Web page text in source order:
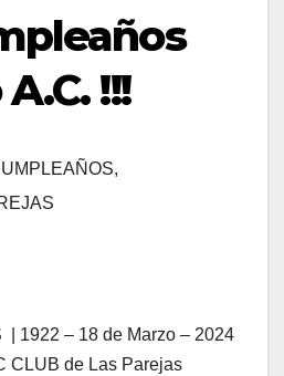
!!!
,
| 1922 – 18 de Marzo – 2024
CLUB de Las Parejas